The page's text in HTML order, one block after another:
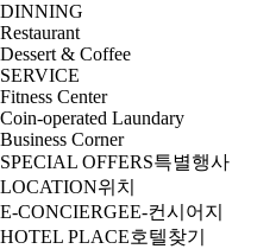
DINNING
Restaurant
Dessert & Coffee
SERVICE
Fitness Center
Coin-operated Laundary
Business Corner
SPECIAL OFFERS특별행사
LOCATION위치
E-CONCIERGEE-컨시어지
HOTEL PLACE호텔찾기